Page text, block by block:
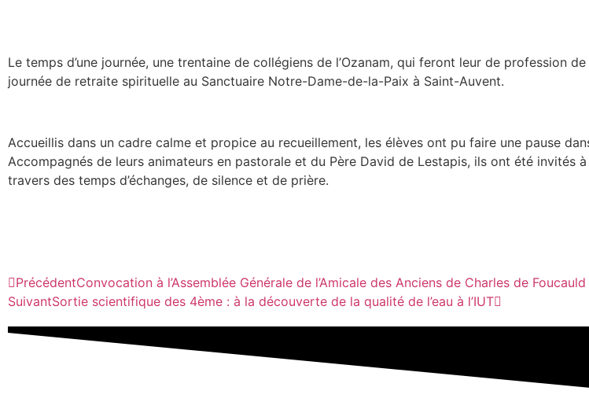
Le temps d’une journée, une trentaine de collégiens de l’Ozanam, qui feront leur de profession
journée de retraite spirituelle au Sanctuaire Notre-Dame-de-la-Paix à Saint-Auvent.
Accueillis dans un cadre calme et propice au recueillement, les élèves ont pu faire une pause
Accompagnés de leurs animateurs en pastorale et du Père David de Lestapis, ils ont été invités
travers des temps d’échanges, de silence et de prière.
PrécédentConvocation à l’Assemblée Générale de l’Amicale des Anciens de Charles de Foucauld
SuivantSortie scientifique des 4ème : à la découverte de la qualité de l’eau à l’IUT